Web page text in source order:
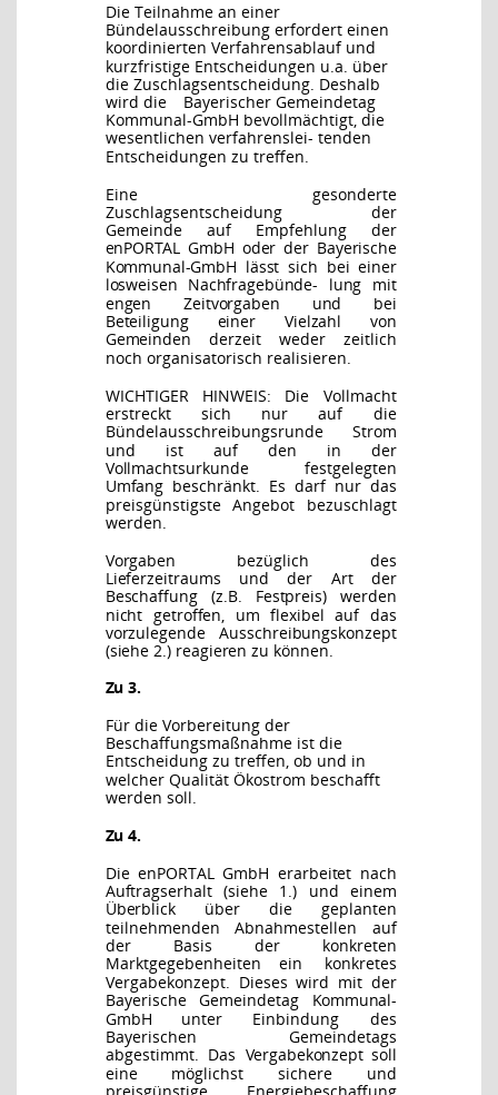
Die Teilnahme an einer
Bündelausschreibung erfordert einen
koordinierten Verfahrensablauf und
kurzfristige Entscheidungen u.a. über
die Zuschlagsentscheidung. Deshalb
wird die
Bayerischer Gemeindetag
Kommunal-GmbH bevollmächtigt, die
wesentlichen verfahrenslei- tenden
Entscheidungen zu treffen.
Eine
gesonderte
Zuschlagsentscheidung
der
Gemeinde
auf Empfehlung
der
enPORTAL GmbH oder der Bayerische
Kommunal-GmbH lässt sich bei einer
losweisen Nachfragebünde-
lung mit
engen Zeitvorgaben und bei
Beteiligung einer Vielzahl von
Gemeinden derzeit weder
zeitlich
noch organisatorisch realisieren.
WICHTIGER HINWEIS: Die Vollmacht
erstreckt sich nur auf die
Bündelausschreibungsrunde
Strom
und ist auf den in der
Vollmachtsurkunde festgelegten
Umfang beschränkt. Es darf nur das
preisgünstigste Angebot bezuschlagt
werden.
Vorgaben bezüglich des
Lieferzeitraums und der Art der
Beschaffung (z.B. Festpreis) werden
nicht getroffen, um flexibel auf das
vorzulegende Ausschreibungskonzept
(siehe 2.) reagieren zu können.
Zu 3.
Für die Vorbereitung der
Beschaffungsmaßnahme ist die
Entscheidung zu treffen, ob und in
welcher Qualität Ökostrom beschafft
werden soll.
Zu 4.
Die enPORTAL GmbH erarbeitet nach
Auftragserhalt (siehe 1.) und einem
Überblick über die
geplanten
teilnehmenden Abnahmestellen auf
der Basis der konkreten
Marktgegebenheiten
ein
konkretes
Vergabekonzept. Dieses wird mit der
Bayerische
Gemeindetag
Kommunal-
GmbH unter
Einbindung
des
Bayerischen
Gemeindetags
abgestimmt. Das Vergabekonzept soll
eine möglichst sichere und